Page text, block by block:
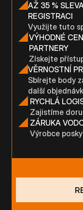
AŽ 35 %
REGISTRACI
Využijte tuto
VÝHODNÉ
PARTNERY
Získejte
VĚRNOSTNÍ
Sbírejte body
další
RYCHLÁ
Zajistíme
ZÁRUKA
Výrobce